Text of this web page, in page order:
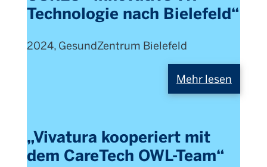
Technologie nach Bielefeld“
2024, GesundZentrum Bielefeld
Mehr lesen
„Vivatura kooperiert mit
dem CareTech OWL-Team“